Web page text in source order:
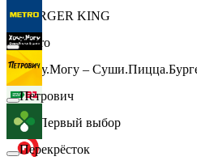
BURGER KING
Хочу.Могу –
B1 Первый выбор
Metro
Петрович
Перекрёсток